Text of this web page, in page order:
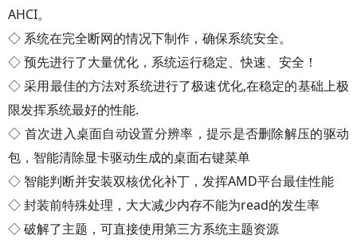
AHCI。
◇ 系统在完全断网的情况下制作，确保系统安全。
◇ 预先进行了大量优化，系统运行稳定、快速、安全！
◇ 采用最佳的方法对系统进行了极速优化,在稳定的基础上极
限发挥系统最好的性能.
◇ 首次进入桌面自动设置分辨率，提示是否删除解压的驱动
包，智能清除显卡驱动生成的桌面右键菜单
◇ 智能判断并安装双核优化补丁，发挥AMD平台最佳性能
◇ 封装前特殊处理，大大减少内存不能为read的发生率
◇ 破解了主题，可直接使用第三方系统主题资源